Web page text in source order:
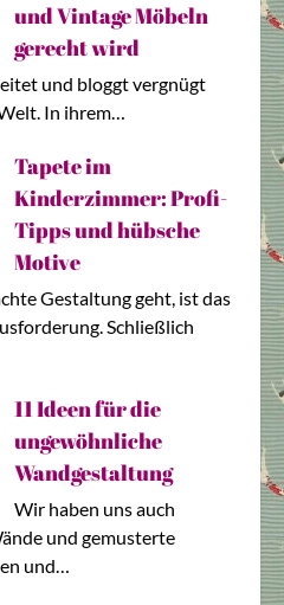
und Vintage Möbeln
gerecht wird
und bloggt vergnügt
In ihrem…
Tapete im
Kinderzimmer: Profi-
Tipps und hübsche
Motive
Gestaltung geht, ist das
Schließlich
11 Ideen für die
ungewöhnliche
Wandgestaltung
Wir haben uns auch
und gemusterte
und…